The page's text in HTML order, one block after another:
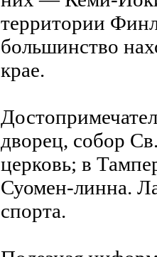
территории
большинство
крае.
дворец, собор
церковь; в
Суомен-линнa.
спорта.